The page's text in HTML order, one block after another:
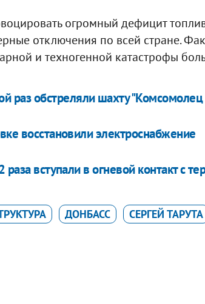
огромный дефицит
отключения по всей стране.
и техногенной катастрофы
раз обстреляли шахту
восстановили электроснабжение
вступали в огневой контакт с
ДОНБАСС СЕРГЕЙ ТАРУТА